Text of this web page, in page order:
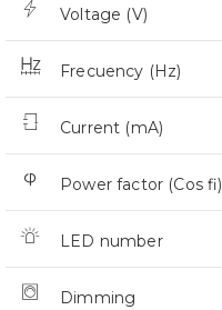
Voltage (V)
Frecuency (Hz)
Current (mA)
Power factor (Cos fi)
LED number
Dimming